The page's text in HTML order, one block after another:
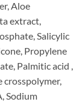
Aloe
extract,
Salicylic
Propylene
Palmitic acid ,
crosspolymer,
Sodium